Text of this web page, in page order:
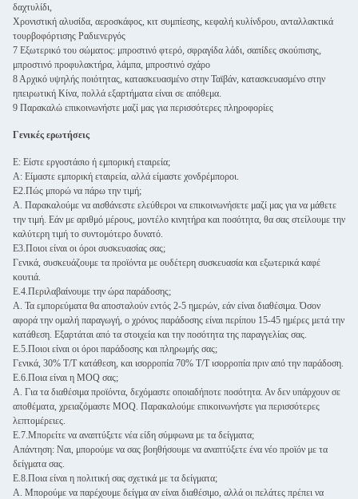
δαχτυλίδι,
Χρονιστική αλυσίδα, αεροσκάφος, κιτ συμπίεσης, κεφαλή κυλίνδρου, ανταλλακτικά
τουρβοφόρτισης Ραδιενεργός
7 Εξωτερικό του σώματος: μπροστινό φτερό, σφραγίδα λάδι, σαπίδες σκούπισης,
μπροστινό προφυλακτήρα, λάμπα, μπροστινό σχάρο
8 Αρχικό υψηλής ποιότητας, κατασκευασμένο στην Ταϊβάν, κατασκευασμένο στην
ηπειρωτική Κίνα, πολλά εξαρτήματα είναι σε απόθεμα.
9 Παρακαλώ επικοινωνήστε μαζί μας για περισσότερες πληροφορίες
Γενικές ερωτήσεις
Ε: Είστε εργοστάσιο ή εμπορική εταιρεία;
Α: Είμαστε εμπορική εταιρεία, αλλά είμαστε χονδρέμποροι.
Ε2.Πώς μπορώ να πάρω την τιμή;
Α. Παρακαλούμε να αισθάνεστε ελεύθεροι να επικοινωνήσετε μαζί μας για να μάθετε
την τιμή. Εάν με αριθμό μέρους, μοντέλο κινητήρα και ποσότητα, θα σας στείλουμε την
καλύτερη τιμή το συντομότερο δυνατό.
Ε3.Ποιοι είναι οι όροι συσκευασίας σας;
Γενικά, συσκευάζουμε τα προϊόντα με ουδέτερη συσκευασία και εξωτερικά καφέ
κουτιά.
Ε.4.Περιλαβαίνουμε την ώρα παράδοσης;
Α. Τα εμπορεύματα θα αποσταλούν εντός 2-5 ημερών, εάν είναι διαθέσιμα. Όσον
αφορά την ομαλή παραγωγή, ο χρόνος παράδοσης είναι περίπου 15-45 ημέρες μετά την
κατάθεση. Εξαρτάται από τα στοιχεία και την ποσότητα της παραγγελίας σας.
Ε.5.Ποιοι είναι οι όροι παράδοσης και πληρωμής σας;
Γενικά, 30% T/T κατάθεση, και ισορροπία 70% T/T ισορροπία πριν από την παράδοση.
Ε.6.Ποια είναι η MOQ σας;
Α. Για τα διαθέσιμα προϊόντα, δεχόμαστε οποιαδήποτε ποσότητα. Αν δεν υπάρχουν σε
αποθέματα, χρειαζόμαστε MOQ. Παρακαλούμε επικοινωνήστε για περισσότερες
λεπτομέρειες.
Ε.7.Μπορείτε να αναπτύξετε νέα είδη σύμφωνα με τα δείγματα;
Απάντηση: Ναι, μπορούμε να σας βοηθήσουμε να αναπτύξετε ένα νέο προϊόν με τα
δείγματα σας.
Ε.8.Ποια είναι η πολιτική σας σχετικά με τα δείγματα;
Α. Μπορούμε να παρέχουμε δείγμα αν είναι διαθέσιμο, αλλά οι πελάτες πρέπει να